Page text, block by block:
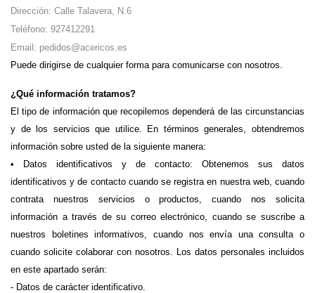
Dirección: Calle Talavera, N.6
Teléfono: 927412291
Email: pedidos@acericos.es
Puede dirigirse de cualquier forma para comunicarse con nosotros.
¿Qué información tratamos?
El tipo de información que recopilemos dependerá de las circunstancias
y de los servicios que utilice. En términos generales, obtendremos
información sobre usted de la siguiente manera:
• Datos identificativos y de contacto: Obtenemos sus datos
identificativos y de contacto cuando se registra en nuestra web, cuando
contrata nuestros servicios o productos, cuando nos solicita
información a través de su correo electrónico, cuando se suscribe a
nuestros boletines informativos, cuando nos envía una consulta o
cuando solicite colaborar con nosotros. Los datos personales incluidos
en este apartado serán:
- Datos de carácter identificativo.